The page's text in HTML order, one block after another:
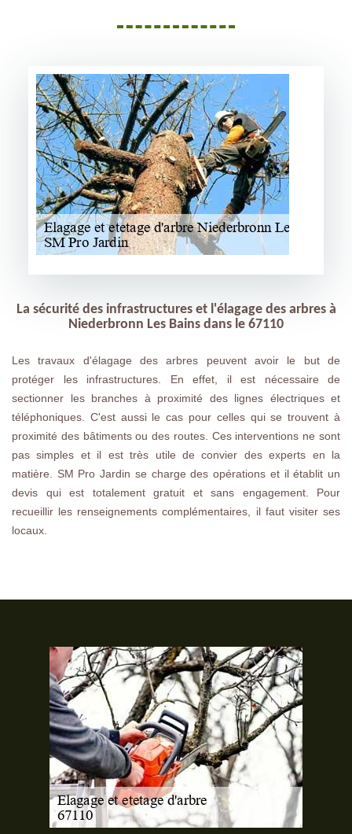
La sécurité des infrastructures et l'élagage des arbres à
Niederbronn Les Bains dans le 67110
Les travaux d'élagage des arbres peuvent avoir le but de
protéger les infrastructures. En effet, il est nécessaire de
sectionner les branches à proximité des lignes électriques et
téléphoniques. C'est aussi le cas pour celles qui se trouvent à
proximité des bâtiments ou des routes. Ces interventions ne sont
pas simples et il est très utile de convier des experts en la
matière. SM Pro Jardin se charge des opérations et il établit un
devis qui est totalement gratuit et sans engagement. Pour
recueillir les renseignements complémentaires, il faut visiter ses
locaux.